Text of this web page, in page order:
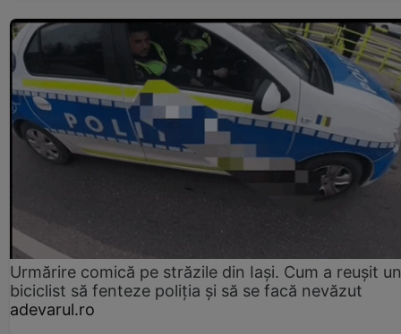
Urmărire comică pe străzile din Iași. Cum a reușit un
biciclist să fenteze poliția și să se facă nevăzut
adevarul.ro